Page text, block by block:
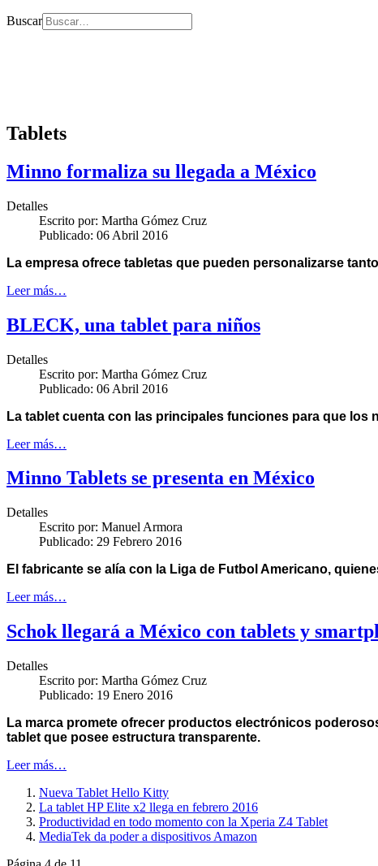
Buscar
Tablets
Minno formaliza su llegada a México
Detalles
Escrito por: Martha Gómez Cruz
Publicado: 06 Abril 2016
La empresa ofrece tabletas que pueden personalizarse
Leer más…
BLECK, una tablet para niños
Detalles
Escrito por: Martha Gómez Cruz
Publicado: 06 Abril 2016
La tablet cuenta con las principales funciones para que los
Leer más…
Minno Tablets se presenta en México
Detalles
Escrito por: Manuel Armora
Publicado: 29 Febrero 2016
El fabricante se alía con la Liga de Futbol Americano,
Leer más…
Schok llegará a México con tablets y
Detalles
Escrito por: Martha Gómez Cruz
Publicado: 19 Enero 2016
La marca promete ofrecer productos electrónicos
tablet que posee estructura transparente.
Leer más…
Nueva Tablet Hello Kitty
La tablet HP Elite x2 llega en febrero 2016
Productividad en todo momento con la Xperia Z4 Tablet
MediaTek da poder a dispositivos Amazon